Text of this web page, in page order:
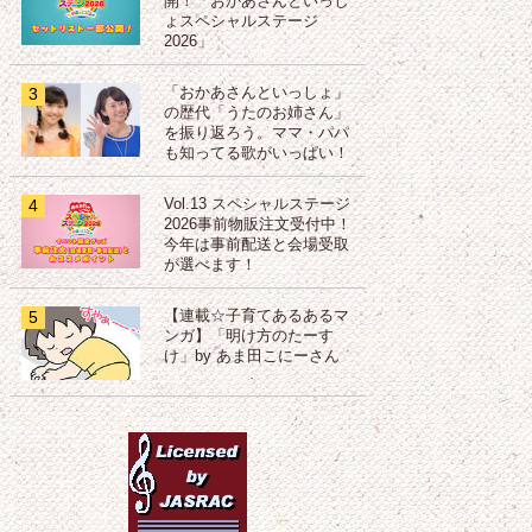
ょスペシャルステージ
2026」
3
「おかあさんといっしょ」
の歴代「うたのお姉さん」
を振り返ろう。ママ・パパ
も知ってる歌がいっぱい！
4
Vol.13 スペシャルステージ
2026事前物販注文受付中！
今年は事前配送と会場受取
が選べます！
5
【連載☆子育てあるあるマ
ンガ】「明け方のたーす
け」by あま田こにーさん